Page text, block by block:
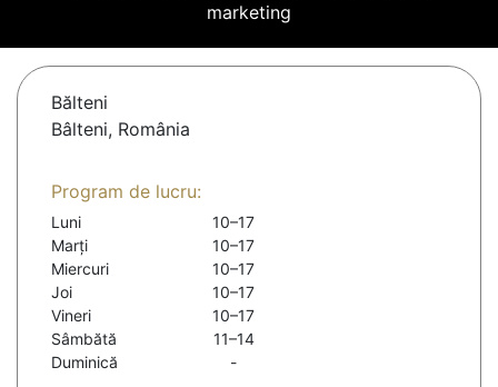
marketing
Bălteni
Bâlteni, România
Program de lucru:
Luni
10–17
Marți
10–17
Miercuri
10–17
Joi
10–17
Vineri
10–17
Sâmbătă
11–14
Duminică
-